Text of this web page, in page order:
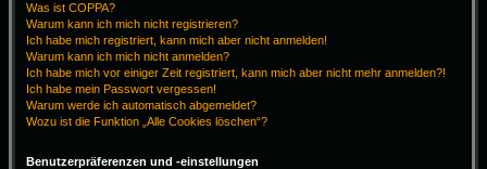
Was ist COPPA?
Warum kann ich mich nicht registrieren?
Ich habe mich registriert, kann mich aber nicht anmelden!
Warum kann ich mich nicht anmelden?
Ich habe mich vor einiger Zeit registriert, kann mich aber nicht mehr anmelden?!
Ich habe mein Passwort vergessen!
Warum werde ich automatisch abgemeldet?
Wozu ist die Funktion „Alle Cookies löschen“?
Benutzerpräferenzen und -einstellungen